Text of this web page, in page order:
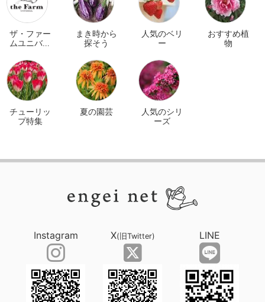
ザ・ファー
ムユニバー
イン
まき時から
探そう
人気のベリ
ー
おすすめ植
物
チューリッ
プ特集
夏の園芸
人気のシリ
ーズ
Instagram X(旧Twitter) LINE